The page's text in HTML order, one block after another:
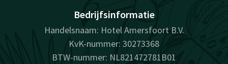
Bedrijfsinformatie
Handelsnaam: Hotel Amersfoort B.V.
KvK-nummer: 30273368
BTW-nummer: NL821472781B01